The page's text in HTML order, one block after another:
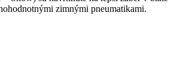
zimnými pneumatikami.